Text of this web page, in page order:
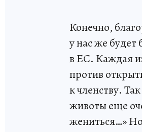
Конечно,
у нас же
в ЕС. Каждая
против
к членству.
животы еще
жениться…»